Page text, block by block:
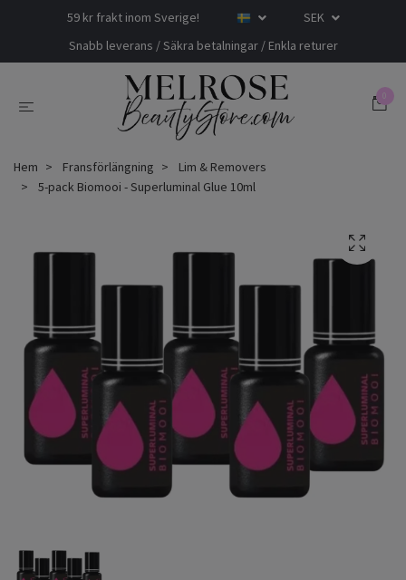
59 kr frakt inom Sverige!
SEK
Snabb leverans / Säkra betalningar / Enkla returer
0
Hem Fransförlängning
Lim & Removers
5-pack Biomooi - Superluminal Glue 10ml